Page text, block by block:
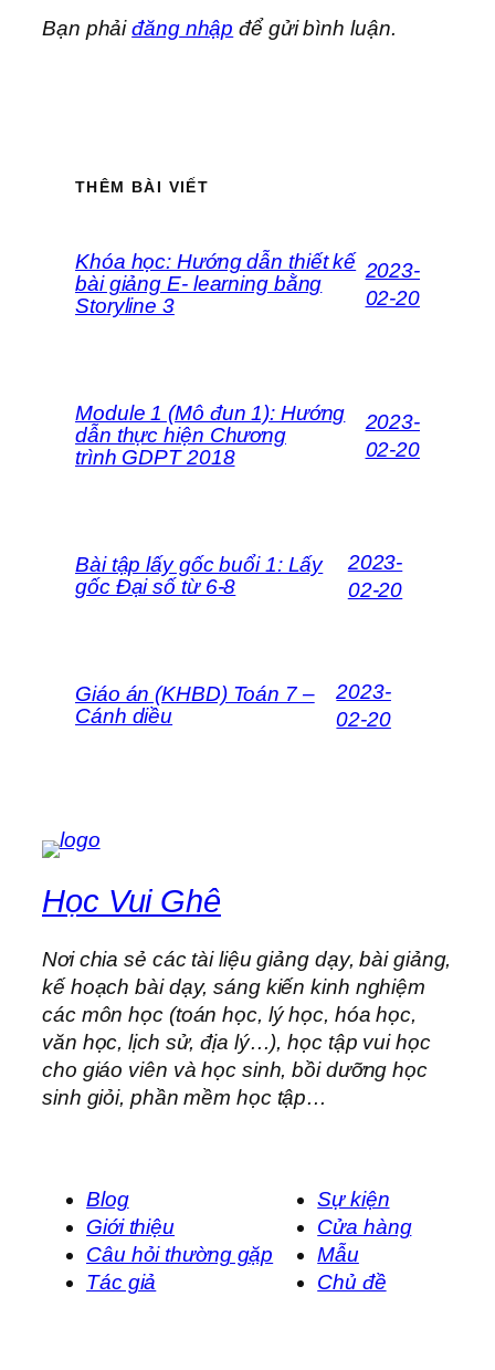
Bạn phảiđăng nhập để gửi bình luận.
THÊM BÀI VIẾT
Khóa học: Hướng dẫn thiết kế
bài giảng E- learning bằng
Storyline 3
2023-
02-20
Module 1 (Mô đun 1): Hướng
dẫn thực hiện Chương
trình GDPT 2018
2023-
02-20
Bài tập lấy gốc buổi 1: Lấy
gốc Đại số từ 6-8
2023-
02-20
Giáo án (KHBD) Toán 7 –
Cánh diều
2023-
02-20
Học Vui Ghê
Nơi chia sẻ các tài liệu giảng dạy, bài giảng,
kế hoạch bài dạy, sáng kiến kinh nghiệm
các môn học (toán học, lý học, hóa học,
văn học, lịch sử, địa lý…), học tập vui học
cho giáo viên và học sinh, bồi dưỡng học
sinh giỏi, phần mềm học tập…
Blog
Giới thiệu
Câu hỏi thường gặp
Tác giả
Sự kiện
Cửa hàng
Mẫu
Chủ đề